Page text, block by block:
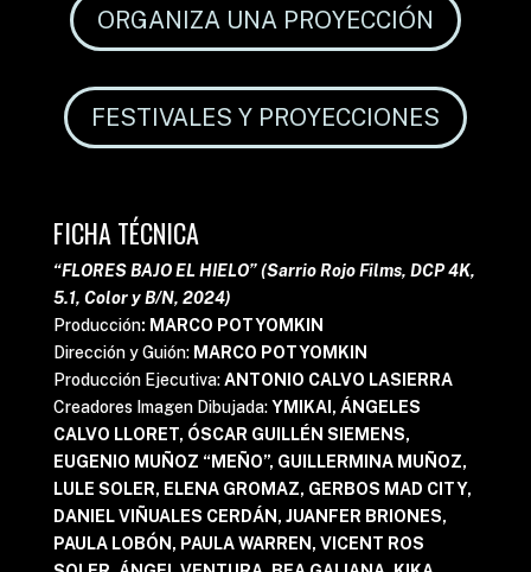
ORGANIZA UNA PROYECCIÓN
FESTIVALES Y PROYECCIONES
FICHA TÉCNICA
“FLORES BAJO EL HIELO” (Sarrio Rojo Films, DCP 4K,
5.1, Color y B/N, 2024)
Producción: MARCO POTYOMKIN
Dirección y Guión: MARCO POTYOMKIN
Producción Ejecutiva:ANTONIO CALVO LASIERRA
Creadores Imagen Dibujada:YMIKAI, ÁNGELES
CALVO LLORET, ÓSCAR GUILLÉN SIEMENS,
EUGENIO MUÑOZ “MEÑO”, GUILLERMINA MUÑOZ,
LULE SOLER, ELENA GROMAZ, GERBOS MAD CITY,
DANIEL VIÑUALES CERDÁN, JUANFER BRIONES,
PAULA LOBÓN, PAULA WARREN, VICENT ROS